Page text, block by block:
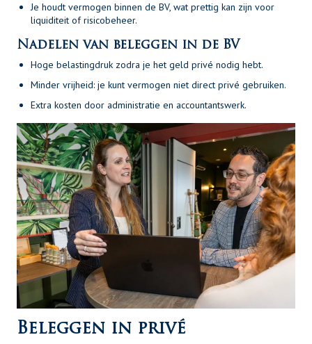
Je houdt vermogen binnen de BV, wat prettig kan zijn voor
liquiditeit of risicobeheer.
Nadelen van beleggen in de BV
Hoge belastingdruk zodra je het geld privé nodig hebt.
Minder vrijheid: je kunt vermogen niet direct privé gebruiken.
Extra kosten door administratie en accountantswerk.
Beleggen in privé